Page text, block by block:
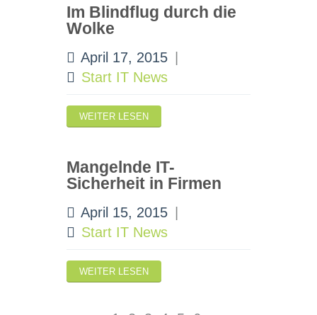
Im Blindflug durch die
Wolke
April 17, 2015
Start IT News
WEITER LESEN
Mangelnde IT-
Sicherheit in Firmen
April 15, 2015
Start IT News
WEITER LESEN